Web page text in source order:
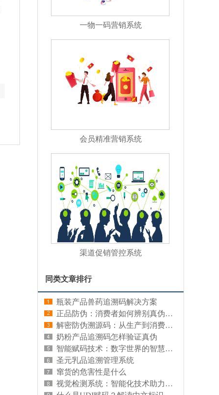
一物一码营销系统
会员精准营销系统
渠道促销管控系统
同类文章排行
瓶装产品兽药追溯码解决方案
正品防伪：消费者如何辨别真伪，保护自身权益
解密防伪溯源码：从生产到消费的全链条追溯
奶粉产品追溯码怎样验证真伪
智能赋码技术：数字世界的智慧编码
圣元乳品追溯管理系统
窜货的危害性是什么
视觉检测系统：智能化技术助力精准识别